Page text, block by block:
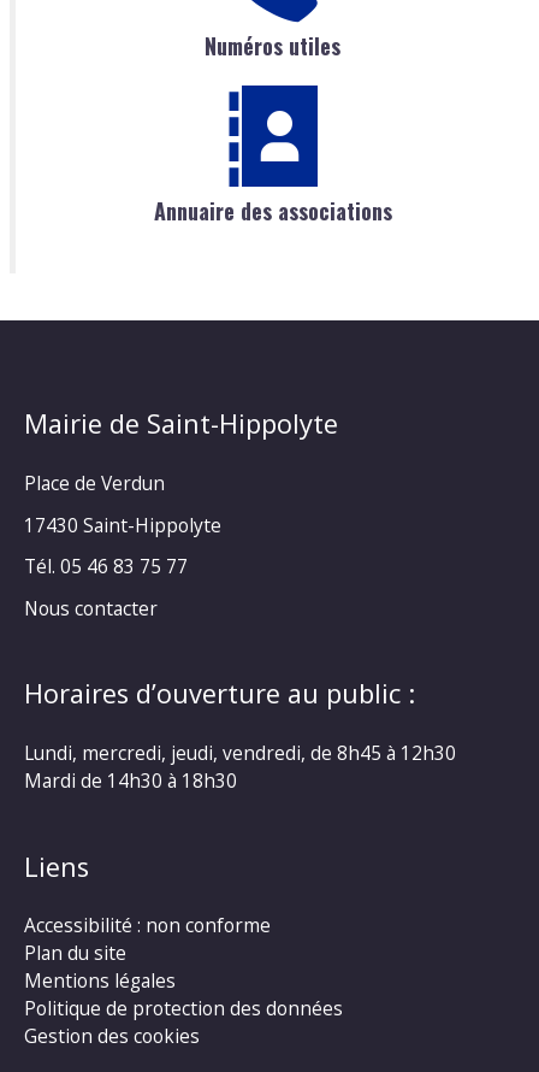
Numéros utiles
Annuaire des associations
Mairie de Saint-Hippolyte
Place de Verdun
17430 Saint-Hippolyte
Tél. 05 46 83 75 77
Nous contacter
Horaires d’ouverture au public :
Lundi, mercredi, jeudi, vendredi, de 8h45 à 12h30
Mardi de 14h30 à 18h30
Liens
Accessibilité : non conforme
Plan du site
Mentions légales
Politique de protection des données
Gestion des cookies